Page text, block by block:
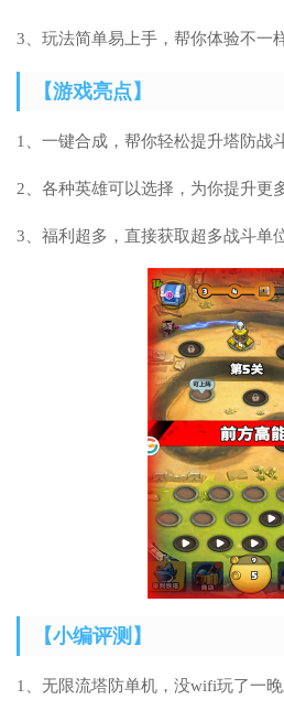
3、玩法简单易上手，帮你体验不一
【游戏亮点】
1、一键合成，帮你轻松提升塔防战
2、各种英雄可以选择，为你提升更
3、福利超多，直接获取超多战斗单
【小编评测】
1、无限流塔防单机，没wifi玩了一